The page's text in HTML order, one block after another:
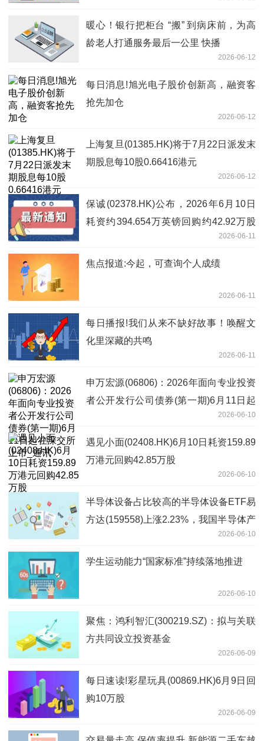
暖心！银行把柜台 “搬” 到病床前，为高
龄老人打通服务最后一公里 快播
2026-06-12
每日消息!旭光电子股价创新高，融资客
抢先加仓
2026-06-12
上海复旦(01385.HK)将于7月22日派发末
期股息每10股0.66416港元
2026-06-12
保诚(02378.HK)公布，2026年6月10日
耗资约394.654万英镑回购约42.92万股
2026-06-11
焦点报道:今起，可查询个人成绩
2026-06-11
每日播报!我们从来不缺好故事！唤醒文
化里深藏的共鸣
2026-06-11
申万宏源(06806)：2026年面向专业投资
者公开发行公司债券(第一期)6月11日起
2026-06-10
遇见小面(02408.HK)6月10日耗资159.89
万港元回购42.85万股
2026-06-10
半导体设备占比较高的半导体设备ETF易
方达(159558)上涨2.23%，我国半导体产
2026-06-10
学生运动能力“国家标准”持续落地推进
2026-06-10
聚焦：鸿利智汇(300219.SZ)：拟与关联
方共同设立投资基金
2026-06-09
每日速读!彩星玩具(00869.HK)6月9日回
购10万股
2026-06-09